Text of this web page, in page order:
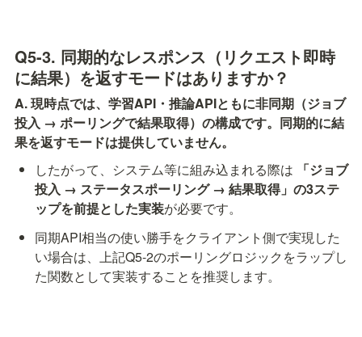
Q5-3. 同期的なレスポンス（リクエスト即時
に結果）を返すモードはありますか？
A. 現時点では、学習API・推論APIともに非同期（ジョブ
投入 → ポーリングで結果取得）の構成です。同期的に結
果を返すモードは提供していません。
したがって、システム等に組み込まれる際は
「ジョブ
投入 → ステータスポーリング → 結果取得」の3ステ
ップを前提とした実装が必要です。
同期API相当の使い勝手をクライアント側で実現した
い場合は、上記Q5-2のポーリングロジックをラップし
た関数として実装することを推奨します。